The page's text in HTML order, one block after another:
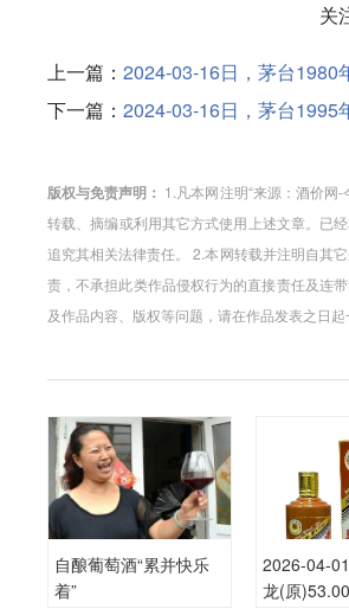
关
上一篇： 2024-03-16日，茅台1980
下一篇： 2024-03-16日，茅台1995
版权与免责声明： 1.凡本网注明“来源：酒价网
转载、摘编或利用其它方式使用上述文章。已
追究其相关法律责任。 2.本网转载并注明自其
责，不承担此类作品侵权行为的直接责任及连
及作品内容、版权等问题，请在作品发表之日
自酿葡萄酒“累并快乐
着”
2026-04-
龙(原